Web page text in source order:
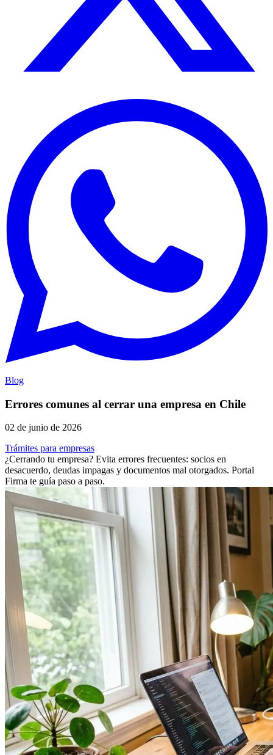
Blog
Errores comunes al cerrar una empresa en Chile
02 de junio de 2026
Trámites para empresas
¿Cerrando tu empresa? Evita errores frecuentes: socios en
desacuerdo, deudas impagas y documentos mal otorgados. Portal
Firma te guía paso a paso.